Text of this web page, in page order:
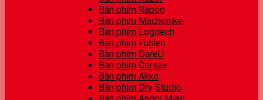
Bàn phím Rapoo
Bàn phím Machenike
Bàn phím Logitech
Bàn phím Fuhlen
Bàn phím DareU
Bàn phím Corsair
Bàn phím Akko
Bàn phím Dry Studio